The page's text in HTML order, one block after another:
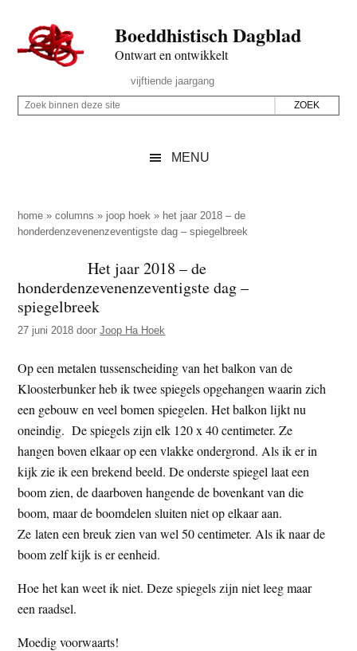
naar
de
inhoud
secondary
naar
de
sidebar
naar
de
Boeddhistisch Dagblad
Ontwart en ontwikkelt
Rechts
vijftiende jaargang
Z
p
d
z
e
s
t
e
Z
i
n
n
d
e
e
s
i
t
e
MENU
home »columns » joop hoek » het jaar 2018 – de
honderdenzevenenzeventigste dag – spiegelbreek
Het jaar 2018 – de
honderdenzevenenzeventigste dag –
spiegelbreek
27 juni 2018 doorJoop Ha Hoek
Op een metalen tussenscheiding van het balkon van de
Kloosterbunker heb ik twee spiegels opgehangen waarin zich
een gebouw en veel bomen spiegelen. Het balkon lijkt nu
oneindig. De spiegels zijn elk 120 x 40 centimeter. Ze
hangen boven elkaar op een vlakke ondergrond. Als ik er in
kijk zie ik een brekend beeld. De onderste spiegel laat een
boom zien, de daarboven hangende de bovenkant van die
boom, maar de boomdelen sluiten niet op elkaar aan.
Ze laten een breuk zien van wel 50 centimeter. Als ik naar de
boom zelf kijk is er eenheid.
Hoe het kan weet ik niet. Deze spiegels zijn niet leeg maar
een raadsel.
Moedig voorwaarts!